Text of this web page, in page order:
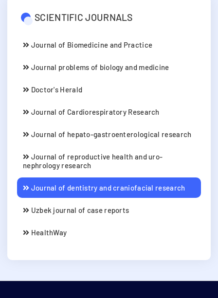
SCIENTIFIC JOURNALS
Journal of Biomedicine and Practice
Journal problems of biology and medicine
Doctor's Herald
Journal of Cardiorespiratory Research
Journal of hepato-gastroenterological research
Journal of reproductive health and uro-
nephrology research
Journal of dentistry and craniofacial research
Uzbek journal of case reports
HealthWay